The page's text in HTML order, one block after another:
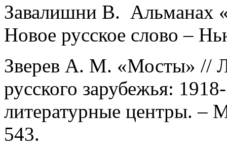
Завалишни В. Альманах
Новое русское слово –
Зверев А. М. «Мосты» //
русского зарубежья:
литературные центры.
543.